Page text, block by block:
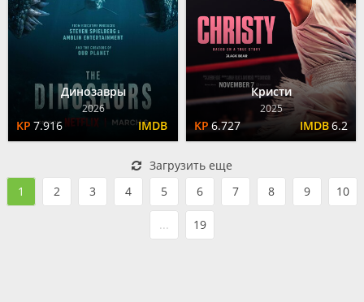
Динозавры
2026
7.916
Кристи
2025
6.727 6.2
Загрузить еще
1
2 3 4 5 6 7 8 9 10
... 19